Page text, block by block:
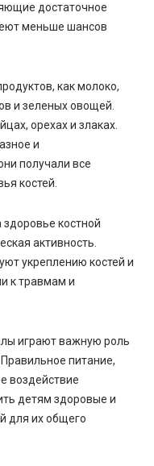
достаточное
меньше шансов
как молоко,
и зеленых овощей.
орехах и злаках.
и
получали все
костей.
костной
активность.
укреплению костей и
к травмам и
играют важную роль
питание,
воздействие
детям здоровые и
для их общего